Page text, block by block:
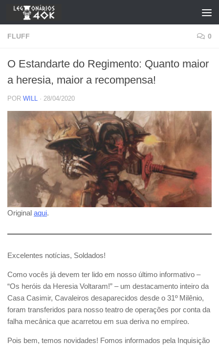
Skip to content
FLUFF 0
O Estandarte do Regimento: Quanto maior
a heresia, maior a recompensa!
POR WILL · 28/04/2020
Original aqui.
Excelentes notícias, Soldados!
Como vocês já devem ter lido em nosso último informativo –
“Os heróis da Heresia Voltaram!” – um destacamento inteiro da
Casa Casimir, Cavaleiros desaparecidos desde o 31º Milênio,
foram transferidos para nosso teatro de operações por conta da
falha mecânica que acarretou em sua deriva no empíreo.
Pois bem, temos novidades! Fomos informados pela Inquisição